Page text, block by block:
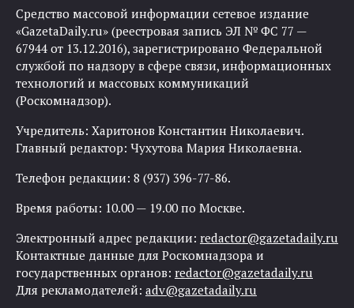
Средство массовой информации сетевое издание
«GazetaDaily.ru» (реестровая запись ЭЛ № ФС 77 —
67944 от 13.12.2016), зарегистрировано Федеральной
службой по надзору в сфере связи, информационных
технологий и массовых коммуникаций
(Роскомнадзор).
Учредитель: Харитонов Константин Николаевич.
Главный редактор: Чухутова Мария Николаевна.
Телефон редакции: 8 (937) 396-77-86.
Время работы: 10.00 — 19.00 по Москве.
Электронный адрес редакции: redactor@gazetadaily.ru
Контактные данные для Роскомнадзора и
государственных органов: redactor@gazetadaily.ru
Для рекламодателей: adv@gazetadaily.ru